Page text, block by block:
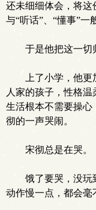
还未细细体会，将这
与“听话”、“懂事”一
于是他把这一切
上了小学，他
人家的孩子，性格
生活根本不需要操心
彻的一声哭闹。
宋彻总是在哭。
饿了要哭，没玩
动作慢一点，都会毫